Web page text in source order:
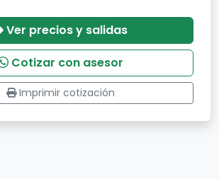
Ver precios y salidas
Cotizar con asesor
Imprimir cotización